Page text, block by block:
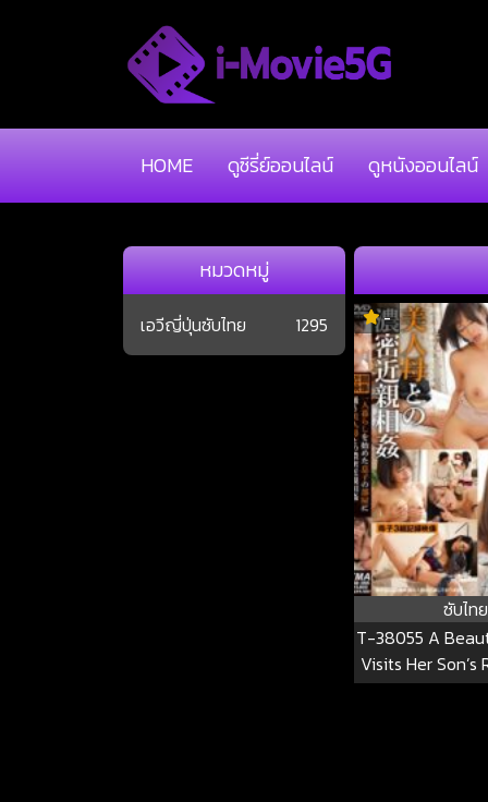
HOME ดูซีรี่ย์ออนไลน์ ดูหนังออนไลน์
หมวดหมู่
เอวีญี่ปุ่นซับไทย 1295 -
ซับไทย
T-38055 A
Visits Her
He Starts